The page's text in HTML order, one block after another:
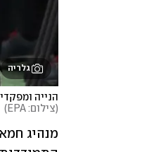
גלריה
הנייה
(צילום: EPA )